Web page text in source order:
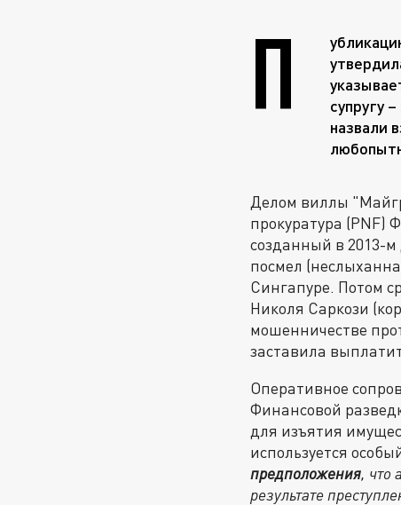
П
супругу
назвали
Делом виллы
прокуратура (PNF)
созданный в 2013-
посмел
Сингапуре. Потом
Николя Саркози
мошенничестве
заставила
Оперативное
Финансовой
для изъятия
используется
предположения, что
результате